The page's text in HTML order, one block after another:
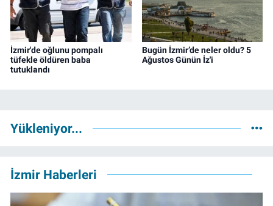
İzmir'de oğlunu pompalı
tüfekle öldüren baba
tutuklandı
Bugün İzmir’de neler oldu? 5
Ağustos Günün İz'i
Yükleniyor...
İzmir Haberleri